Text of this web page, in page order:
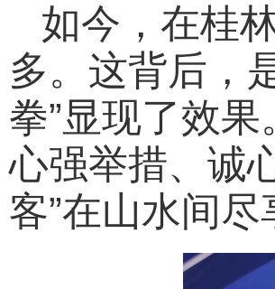
如今，在桂
多。这背后，
拳”显现了效
心强举措、诚
客”在山水间